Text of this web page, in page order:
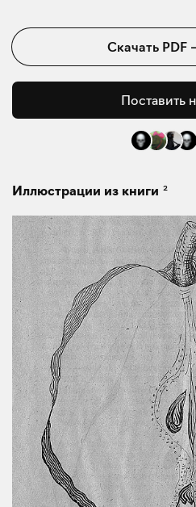
Скачать PDF
Поставить
Иллюстрации из книги 2